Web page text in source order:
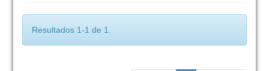
Resultados 1-1 de 1.